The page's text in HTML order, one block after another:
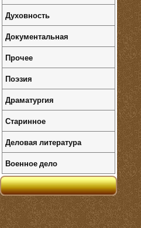
Духовность
Документальная
Прочее
Поэзия
Драматургия
Старинное
Деловая литература
Военное дело